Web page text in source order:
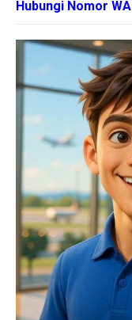
Hubungi Nomor WA